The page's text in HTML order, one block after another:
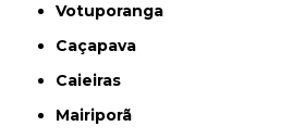
Votuporanga
Caçapava
Caieiras
Mairiporã